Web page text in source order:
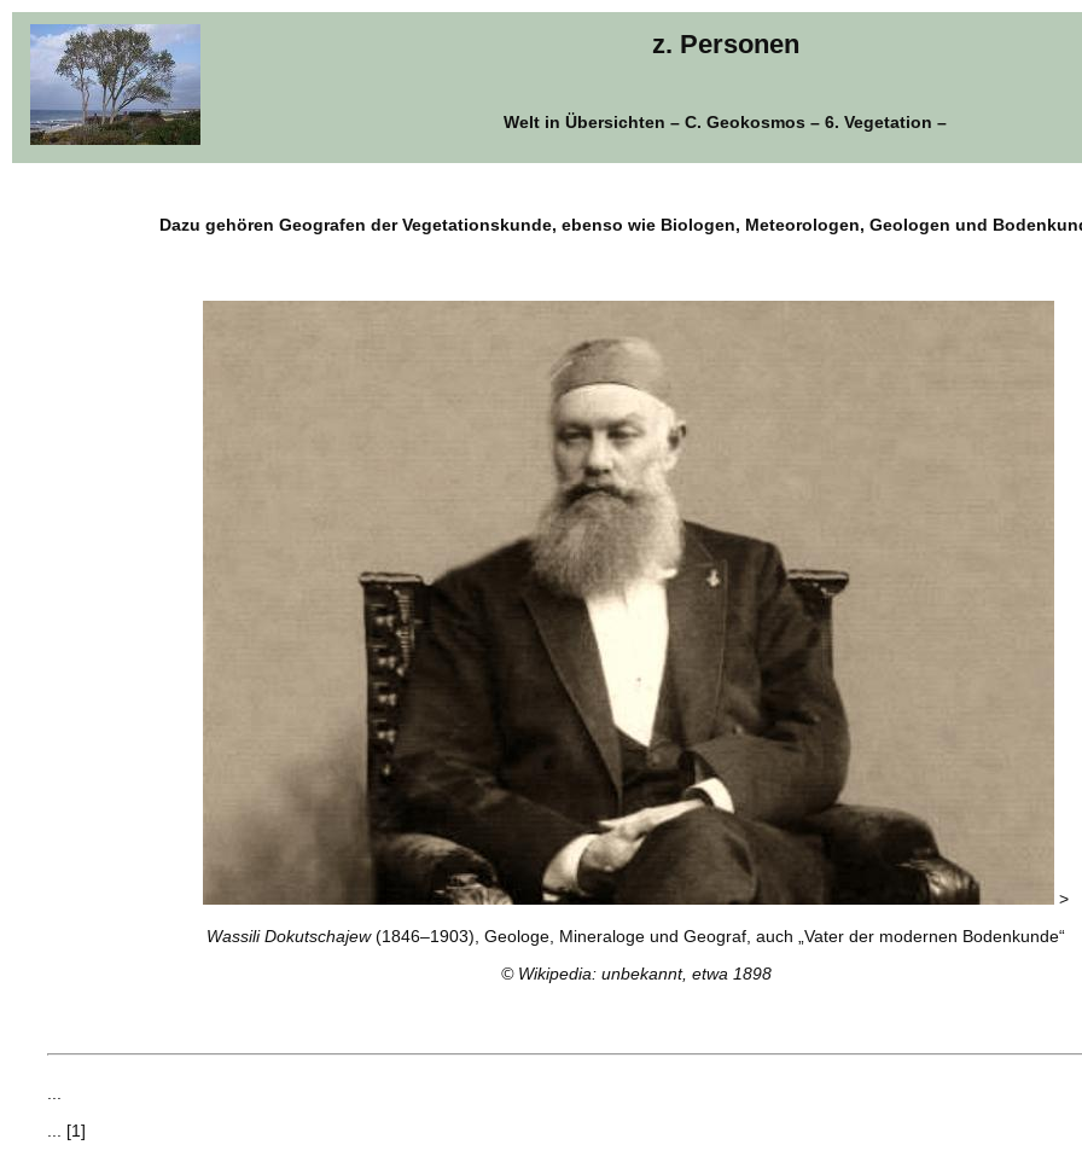
z. Personen
Welt in Übersichten – C. Geokosmos – 6. Vegetation –
Dazu gehören Geografen der Vegetationskunde, ebenso wie Biologen, Meteorologen, Geologen und
>
Wassili Dokutschajew(1846–1903), Geologe, Mineraloge und Geograf, auch „Vater der modernen Bodenkunde“
© Wikipedia: unbekannt, etwa 1898
... [1]